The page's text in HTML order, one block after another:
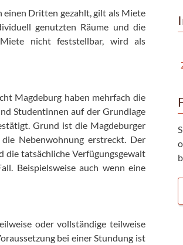
einen Dritten gezahlt, gilt als Miete
genutzten Räume und die
nicht feststellbar, wird als
Magdeburg haben mehrfach die
Studentinnen auf der Grundlage
Grund ist die Magdeburger
Nebenwohnung erstreckt. Der
die tatsächliche Verfügungsgewalt
Beispielsweise auch wenn eine
oder vollständige teilweise
bei einer Stundung ist